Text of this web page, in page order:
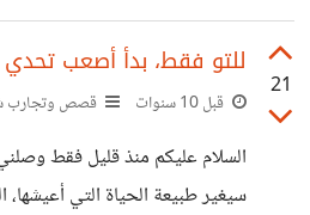
لهذه اللوحة هو LGA1150 أي للجيل
كثيراً للكتاب لأني لم أسمع أي
في حياتي كلها وبالكاد أعرفه أو
كثيراً بالشعر ذو الصبغة الدينية
على حافة المكتبة علي أعود اليه
مناسبةٍ أخرى. مضى عام على ذلك
21
للتو فقط، بدأ أصعب
قبل 10 سنوات قصص وتجارب
السلام عليكم منذ قليل فقط
سيغير طبيعة الحياة التي